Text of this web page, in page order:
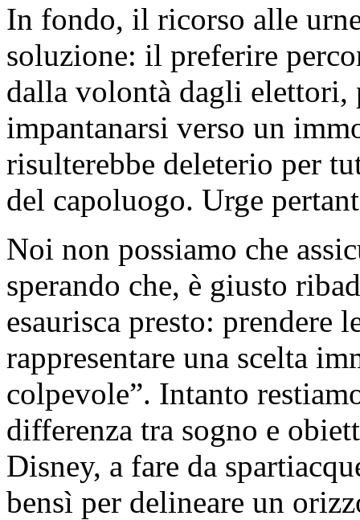
In fondo, il ricorso alle
soluzione: il preferire
dalla volontà dagli elettori,
impantanarsi verso un
risulterebbe deleterio per
del capoluogo. Urge
Noi non possiamo che
sperando che, è giusto
esaurisca presto: prendere
rappresentare una scelta
colpevole”. Intanto
differenza tra sogno e
Disney, a fare da
bensì per delineare un